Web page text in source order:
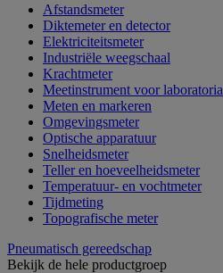
Afstandsmeter
Diktemeter en detector
Elektriciteitsmeter
Industriële weegschaal
Krachtmeter
Meetinstrument voor laboratoria
Meten en markeren
Omgevingsmeter
Optische apparatuur
Snelheidsmeter
Teller en hoeveelheidsmeter
Temperatuur- en vochtmeter
Tijdmeting
Topografische meter
Pneumatisch gereedschap
Bekijk de hele productgroep